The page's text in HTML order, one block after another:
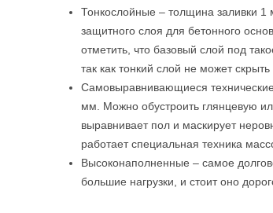
Тонкослойные – толщина заливки 1
защитного слоя для бетонного
отметить, что базовый слой под
так как тонкий слой не может
Самовыравнивающиеся
мм. Можно обустроить глянцевую
выравнивает пол и маскирует
работает специальная техника
Высоконаполненные – самое
большие нагрузки, и стоит оно